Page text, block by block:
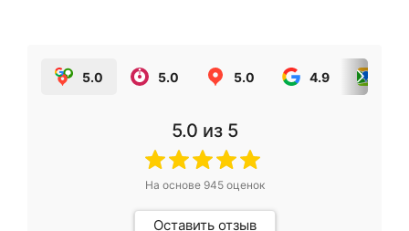
5.0 5.0 5.0 4.9
5.0 из 5
На основе 945оценок
Оставить отзыв